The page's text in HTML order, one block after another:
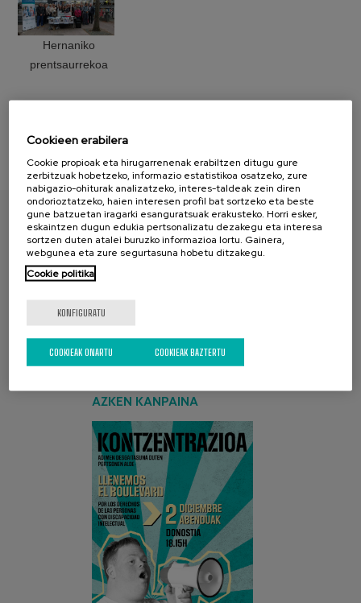
Hernaniko
prentsaurrekoa
AURKITU ZURE PAPERA
AZKEN KANPAINA
Cookieen erabilera
Cookie propioak eta hirugarrenenak erabiltzen ditugu gure
zerbitzuak hobetzeko, informazio estatistikoa osatzeko, zure
nabigazio-ohiturak analizatzeko, interes-taldeak zein diren
ondorioztatzeko, haien interesen profil bat sortzeko eta beste
gune batzuetan iragarki esanguratsuak erakusteko. Horri esker,
eskaintzen dugun edukia pertsonalizatu dezakegu eta interesa
sortzen duten atalei buruzko informazioa lortu. Gainera,
webgunea eta zure segurtasuna hobetu ditzakegu.
Cookie politika
KONFIGURATU
COOKIEAK BAZTERTU
COOKIEAK ONARTU